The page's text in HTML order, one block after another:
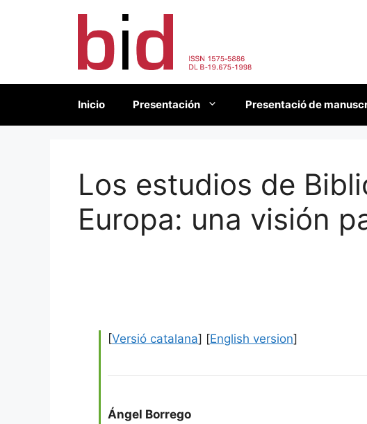
Inicio Presentación Presentació de
Los estudios de
Europa: una visión
[Versió catalana] [English version]
Ángel Borrego